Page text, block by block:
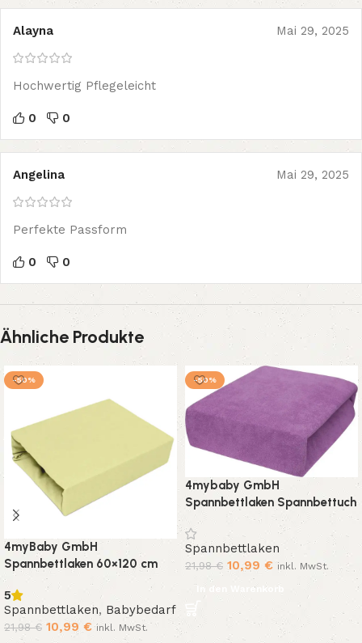
Alayna Mai 29, 2025
Hochwertig Pflegeleicht
0 0
Angelina Mai 29, 2025
Perfekte Passform
0 0
Ähnliche Produkte
-50%
4myBaby GmbH
Spannbettlaken 60×120 cm
Babybett aus Baumwolle
Jersey/Frottee mit Gummizug
5
Spannbettlaken, Babybedarf
21,98€ 10,99 € inkl. MwSt.
-50%
4mybaby GmbH
Spannbettlaken Spannbettuch
mit Neuster Technik
Hergestellt Bettlaken mit
Gummizug Frottee 22 Farben
und 14 Größen
Spannbettlaken
21,98€ 10,99 € inkl. MwSt.
In den Warenkorb